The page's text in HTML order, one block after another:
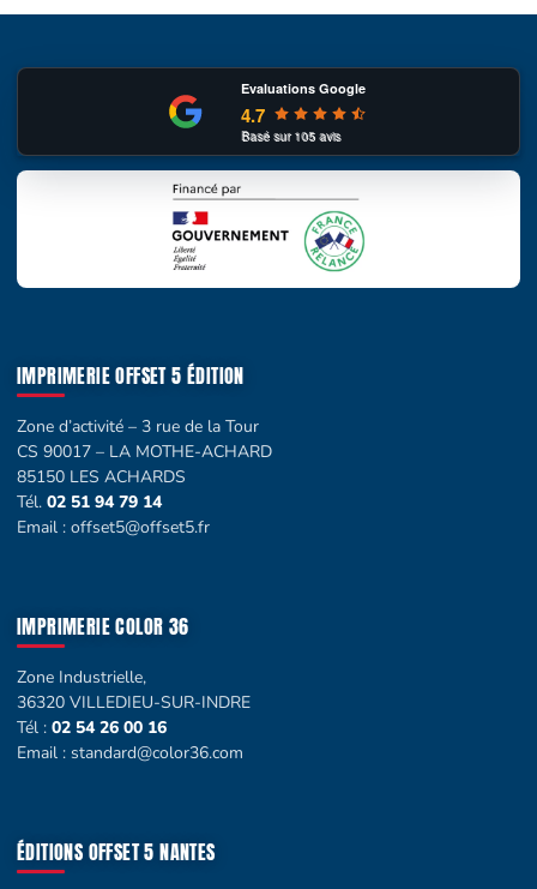
Evaluations Google
4.7
Basé sur105avis
IMPRIMERIE OFFSET 5 ÉDITION
Zone d’activité – 3 rue de la Tour
CS 90017 – LA MOTHE-ACHARD
85150 LES ACHARDS
Tél. 02 51 94 79 14
Email : offset5@offset5.fr
IMPRIMERIE COLOR 36
Zone Industrielle,
36320 VILLEDIEU-SUR-INDRE
Tél : 02 54 26 00 16
Email : standard@color36.com
ÉDITIONS OFFSET 5 NANTES